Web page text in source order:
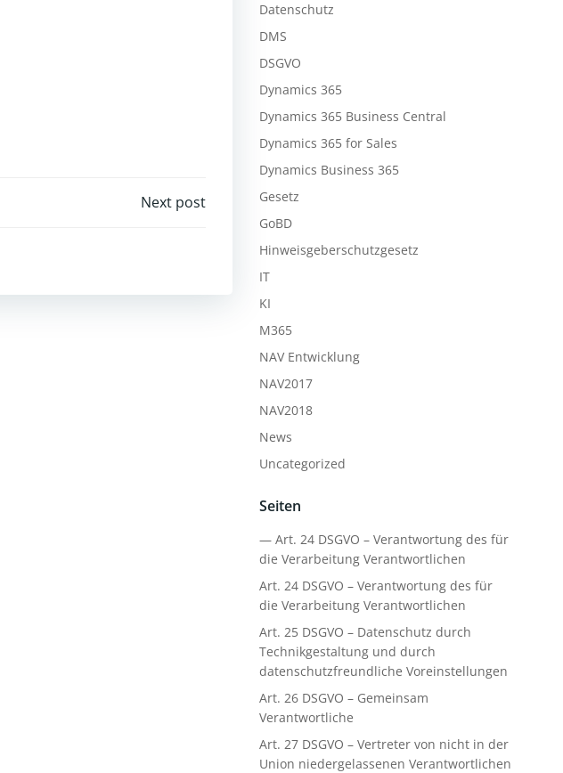
Next post
Datenschutz
DMS
DSGVO
Dynamics 365
Dynamics 365 Business Central
Dynamics 365 for Sales
Dynamics Business 365
Gesetz
GoBD
Hinweisgeberschutzgesetz
IT
KI
M365
NAV Entwicklung
NAV2017
NAV2018
News
Uncategorized
Seiten
— Art. 24 DSGVO – Verantwortung des für
die Verarbeitung Verantwortlichen
Art. 24 DSGVO – Verantwortung des für
die Verarbeitung Verantwortlichen
Art. 25 DSGVO – Datenschutz durch
Technikgestaltung und durch
datenschutzfreundliche Voreinstellungen
Art. 26 DSGVO – Gemeinsam
Verantwortliche
Art. 27 DSGVO – Vertreter von nicht in der
Union niedergelassenen Verantwortlichen